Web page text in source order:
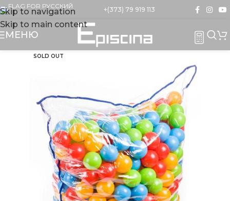
Skip to navigation
Skip to main content
+(373) 79 919 113
МЕНЮ
SOLD OUT